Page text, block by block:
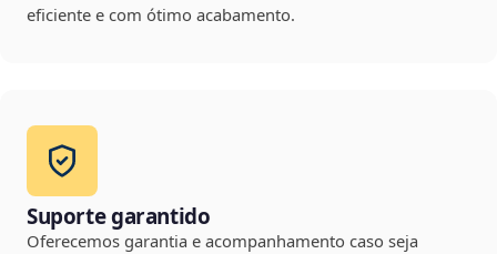
eficiente e com ótimo acabamento.
Suporte garantido
Oferecemos garantia e acompanhamento caso seja